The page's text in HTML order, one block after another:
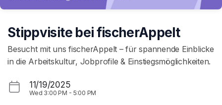
Stippvisite bei fischerAppelt
Besucht mit uns fischerAppelt – für spannende Einblicke
in die Arbeitskultur, Jobprofile & Einstiegsmöglichkeiten.
11/19/2025
Wed 3:00 PM - 5:00 PM